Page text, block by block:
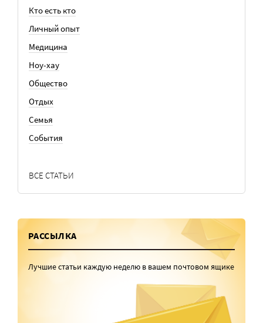
Кто есть кто
Личный опыт
Медицина
Ноу-хау
Общество
Отдых
Семья
События
ВСЕ СТАТЬИ
РАССЫЛКА
Лучшие статьи каждую неделю в вашем почтовом ящике